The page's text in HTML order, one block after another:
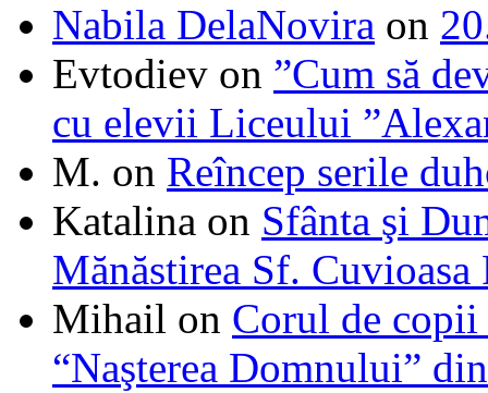
Nabila DelaNovira on
Evtodiev on ”Cum să
cu elevii Liceului
M. on Reîncep serile
Katalina on Sfânta şi
Mănăstirea Sf. Cuvioasa
Mihail on Corul de
“Naşterea Domnului”